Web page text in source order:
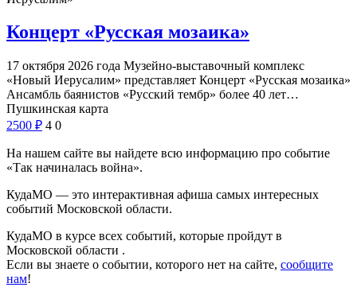
Концерт «Русская мозаика»
17 октября 2026 года Музейно-выставочный комплекс
«Новый Иерусалим» представляет Концерт «Русская мозаика»
Ансамбль баянистов «Русский тембр» более 40 лет…
Пушкинская карта
2500 ₽ 4 0
На нашем сайте вы найдете всю информацию про событие
«Так начиналась война».
КудаМО — это интерактивная афиша самых интересных
событий Московской области.
КудаМО в курсе всех событий, которые пройдут в
Московской области .
Если вы знаете о событии, которого нет на сайте, сообщите
нам!